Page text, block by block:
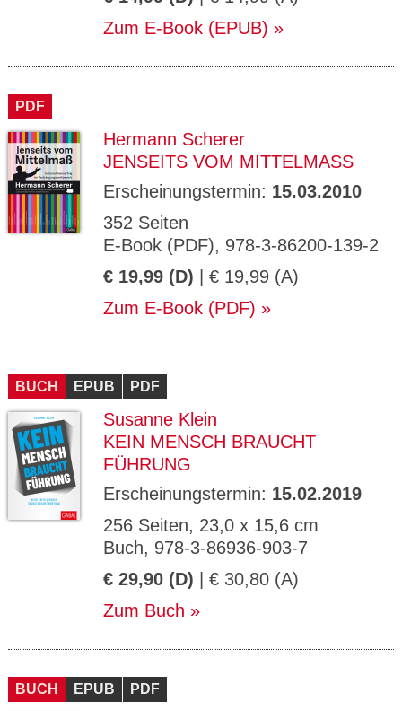
Zum E-Book (EPUB)
PDF
Hermann Scherer
JENSEITS VOM MITTELMASS
Erscheinungstermin: 15.03.2010
352 Seiten
E-Book (PDF), 978-3-86200-139-2
€ 19,99 (D) | € 19,99 (A)
Zum E-Book (PDF)
BUCH EPUB PDF
Susanne Klein
KEIN MENSCH BRAUCHT
FÜHRUNG
Erscheinungstermin: 15.02.2019
256 Seiten, 23,0 x 15,6 cm
Buch, 978-3-86936-903-7
€ 29,90 (D) | € 30,80 (A)
Zum Buch
BUCH EPUB PDF